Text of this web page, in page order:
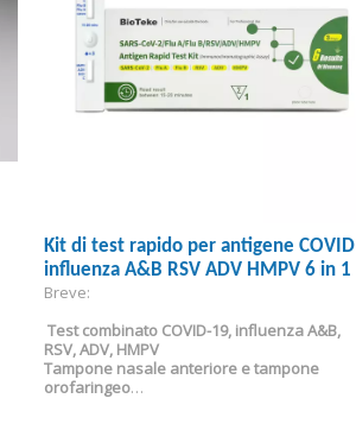
Kit di test rapido per antigene COVID
influenza A&B RSV ADV HMPV 6 in 1
Breve:
Test combinato COVID-19, influenza A&B,
RSV, ADV, HMPV
Tampone nasale anteriore e tampone
orofaringeo